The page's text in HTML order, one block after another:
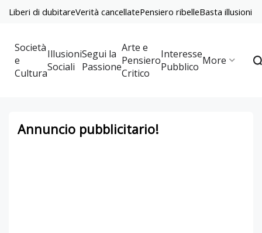
Liberi di dubitareVerità cancellatePensiero ribelleBasta illusioni
Società
e
Cultura
Illusioni
Sociali
Segui la
Passione
Arte e
Pensiero
Critico
Interesse
Pubblico More
Annuncio pubblicitario!